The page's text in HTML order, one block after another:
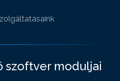
szoftver moduljai